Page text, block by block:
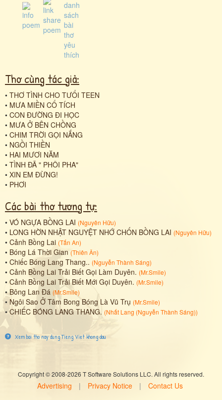
Thơ cùng tác giả:
• THƠ TÌNH CHO TƯỔI TEEN
• MƯA MIỀN CỔ TÍCH
• CON ĐƯỜNG ĐI HỌC
• MƯA Ở BÊN CHỒNG
• CHIM TRỜI GỌI NẮNG
• NGỒI THIỀN
• HAI MƯƠI NĂM
• TÌNH ĐÃ " PHÔI PHA"
• XIN EM ĐỪNG!
• PHƠI
Các bài thơ tương tự:
• VÓ NGỰA BỒNG LAI (Nguyên Hữu)
• LONG HỜN NHẬT NGUYỆT NHỚ CHỐN BỒNG LAI (Nguyên Hữu)
• Cảnh Bồng Lai (Tấn An)
• Bóng Lá Thời Gian (Thiên Ân)
• Chiếc Bóng Lang Thang.. (Nguyễn Thành Sáng)
• Cảnh Bồng Lai Trải Biết Gọi Làm Duyên. (Mr.Smile)
• Cảnh Bồng Lai Trải Biết Mới Gọi Duyên. (Mr.Smile)
•Bông Lan Đá (Mr.Smile)
• Ngôi Sao Ở Tâm Bong Bóng Là Vũ Trụ (Mr.Smile)
•CHIẾC BÓNG LANG THANG. (Nhất Lang (Nguyễn Thành Sáng))
Xem bai tho nay dung Tieng Viet khong dau
Copyright © 2008-2026 T Software Solutions LLC. All rights reserved.
Advertising | Privacy Notice | Contact Us